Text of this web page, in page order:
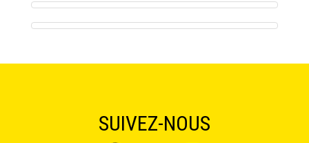
SUIVEZ-NOUS